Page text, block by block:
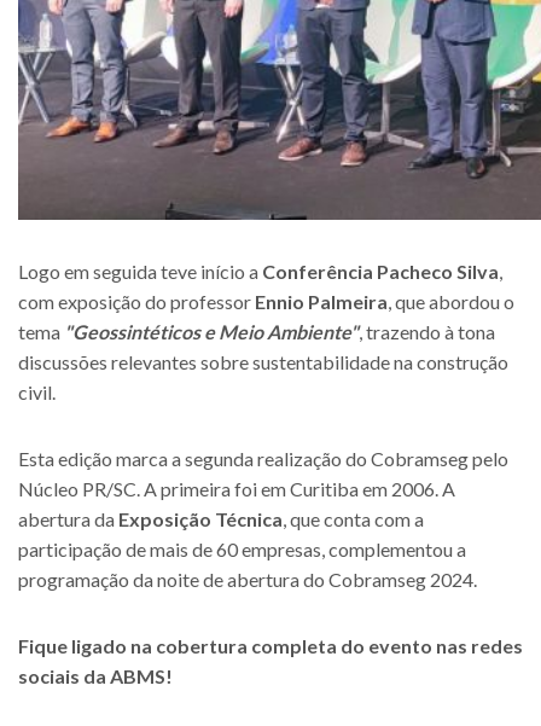
Logo em seguida teve início a Conferência Pacheco Silva,
com exposição do professor Ennio Palmeira, que abordou o
tema "Geossintéticos e Meio Ambiente", trazendo à tona
discussões relevantes sobre sustentabilidade na construção
civil.
Esta edição marca a segunda realização do Cobramseg pelo
Núcleo PR/SC. A primeira foi em Curitiba em 2006. A
abertura da Exposição Técnica, que conta com a
participação de mais de 60 empresas, complementou a
programação da noite de abertura do Cobramseg 2024.
Fique ligado na cobertura completa do evento nas redes
sociais da ABMS!